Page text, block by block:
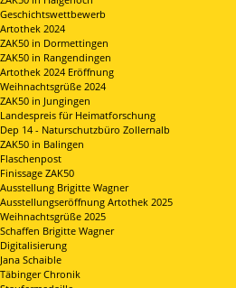
Geschichtswettbewerb
Artothek 2024
ZAK50 in Dormettingen
ZAK50 in Rangendingen
Artothek 2024 Eröffnung
Weihnachtsgrüße 2024
ZAK50 in Jungingen
Landespreis für Heimatforschung
Dep 14 - Naturschutzbüro Zollernalb
ZAK50 in Balingen
Flaschenpost
Finissage ZAK50
Ausstellung Brigitte Wagner
Ausstellungseröffnung Artothek 2025
Weihnachtsgrüße 2025
Schaffen Brigitte Wagner
Digitalisierung
Jana Schaible
Täbinger Chronik